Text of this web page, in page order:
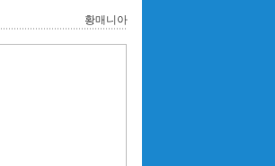
황매니아